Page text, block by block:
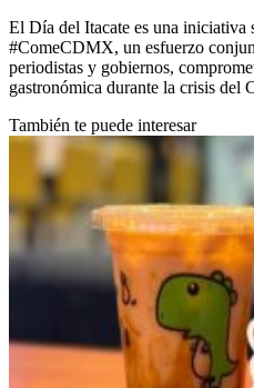
El Día del Itacate es una iniciativa
#ComeCDMX, un esfuerzo
periodistas y gobiernos,
gastronómica durante la crisis del
También te puede interesar